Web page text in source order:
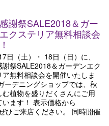
謝祭SALE2018＆ガー
クステリア無料相談会
日（土）・ 18日（日）に、
謝祭SALE2018＆ガーデンエク
ア無料相談会を開催いたしま
ーデニングショップでは、秋
む植物を盛りだくさんにご用
います！ 表示価格から
ひご来店ください。 同時開催